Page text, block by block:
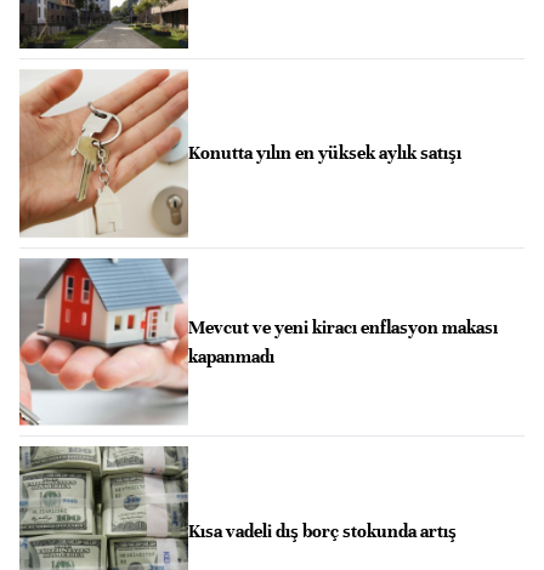
Konutta yılın en yüksek aylık satışı
Mevcut ve yeni kiracı enflasyon makası
kapanmadı
Kısa vadeli dış borç stokunda artış